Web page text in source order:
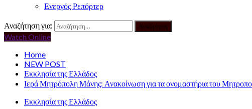
Ενεργός Ρεπόρτερ
Αναζήτηση για:
Watch Online
Home
NEW POST
Εκκλησία της Ελλάδος
Ιερά Μητρόπολη Μάνης: Ανακοίνωση για τα ονομαστήρια του
Εκκλησία της Ελλάδος